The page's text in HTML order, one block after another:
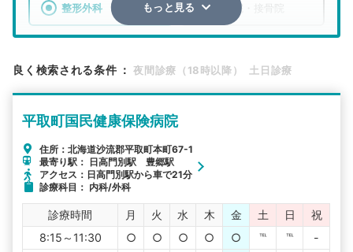
整形外科 整骨院・接骨院
検索する
詳細条件で絞り込む
その他の検索方法
駅から探す
もっと見る
良く検索される条件 ： 夜間診療（18時以降） 土日診療
平取町国民健康保険病院
住所：北海道沙流郡平取町本町67-1
最寄り駅： 日高門別駅 豊郷駅
アクセス：日高門別駅から車で21分
診療科目： 内科/外科
診療時間 月 火 水 木 金 土 日
祝
8:15～11:30
○ ○ ○ ○ ○ ℡ ℡
-